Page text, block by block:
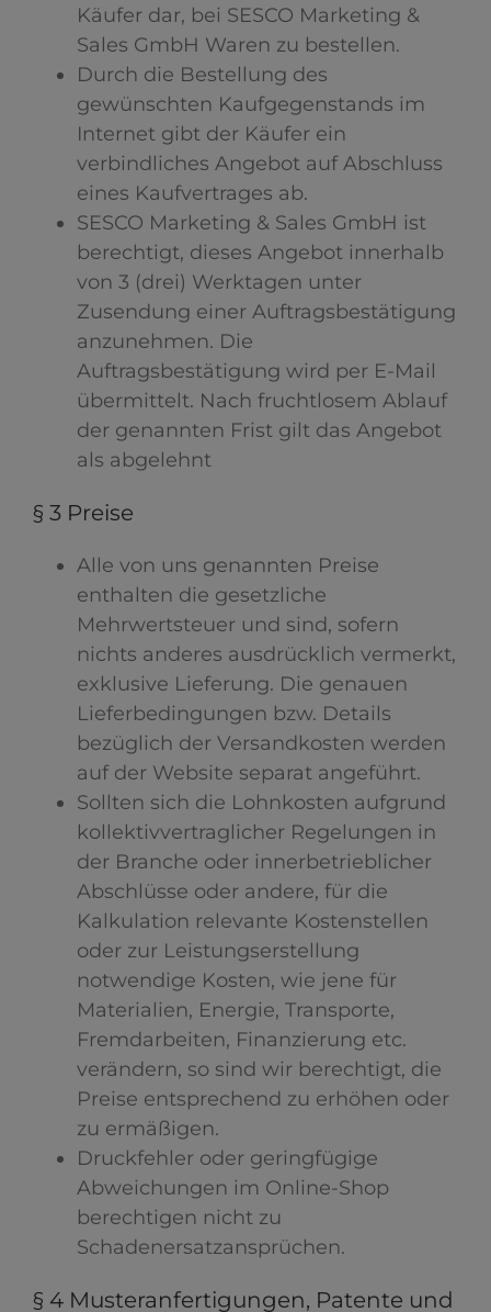
Käufer dar, bei SESCO Marketing &
Sales GmbH Waren zu bestellen.
Durch die Bestellung des
gewünschten Kaufgegenstands im
Internet gibt der Käufer ein
verbindliches Angebot auf Abschluss
eines Kaufvertrages ab.
SESCO Marketing & Sales GmbH ist
berechtigt, dieses Angebot innerhalb
von 3 (drei) Werktagen unter
Zusendung einer Auftragsbestätigung
anzunehmen. Die
Auftragsbestätigung wird per E-Mail
übermittelt. Nach fruchtlosem Ablauf
der genannten Frist gilt das Angebot
als abgelehnt
§ 3 Preise
Alle von uns genannten Preise
enthalten die gesetzliche
Mehrwertsteuer und sind, sofern
nichts anderes ausdrücklich vermerkt,
exklusive Lieferung. Die genauen
Lieferbedingungen bzw. Details
bezüglich der Versandkosten werden
auf der Website separat angeführt.
Sollten sich die Lohnkosten aufgrund
kollektivvertraglicher Regelungen in
der Branche oder innerbetrieblicher
Abschlüsse oder andere, für die
Kalkulation relevante Kostenstellen
oder zur Leistungserstellung
notwendige Kosten, wie jene für
Materialien, Energie, Transporte,
Fremdarbeiten, Finanzierung etc.
verändern, so sind wir berechtigt, die
Preise entsprechend zu erhöhen oder
zu ermäßigen.
Druckfehler oder geringfügige
Abweichungen im Online-Shop
berechtigen nicht zu
Schadenersatzansprüchen.
§ 4 Musteranfertigungen, Patente und